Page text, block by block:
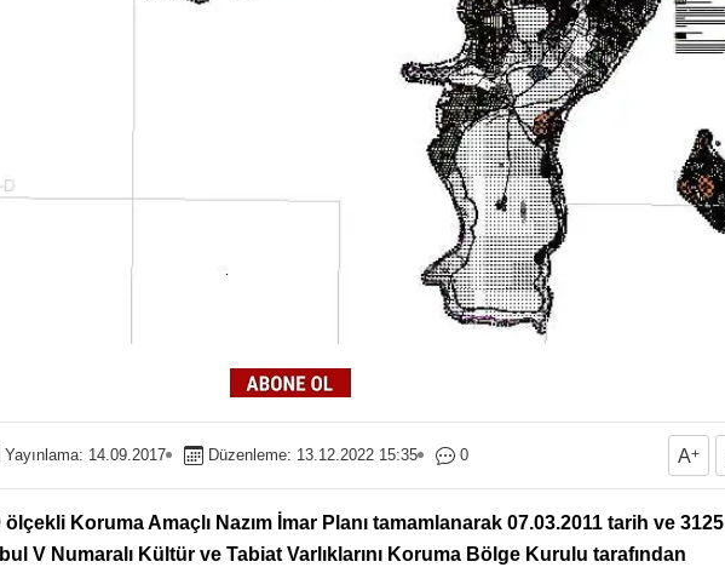
Yayınlama: 14.09.2017 Düzenleme: 13.12.2022 15:35 0 A+
Koruma Amaçlı Nazım İmar Planı tamamlanarak 07.03.2011 tarih ve 3125
V Numaralı Kültür ve Tabiat Varlıklarını Koruma Bölge Kurulu tarafından